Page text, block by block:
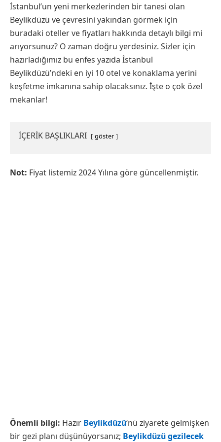
İstanbul’un yeni merkezlerinden bir tanesi olan
Beylikdüzü ve çevresini yakından görmek için
buradaki oteller ve fiyatları hakkında detaylı bilgi mi
arıyorsunuz? O zaman doğru yerdesiniz. Sizler için
hazırladığımız bu enfes yazıda İstanbul
Beylikdüzü’ndeki en iyi 10 otel ve konaklama yerini
keşfetme imkanına sahip olacaksınız. İşte o çok özel
mekanlar!
İÇERİK BAŞLIKLARI göster
Not: Fiyat listemiz 2024 Yılına göre güncellenmiştir.
Önemli bilgi: Hazır Beylikdüzü‘nü ziyarete gelmişken
bir gezi planı düşünüyorsanız; Beylikdüzü gezilecek